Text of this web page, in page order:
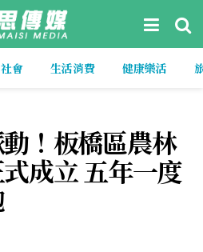
會 生活消費 健康樂活
！板橋區農林
成立 五年一度